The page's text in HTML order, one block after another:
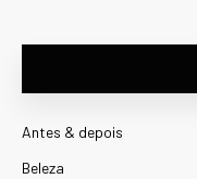
Antes & depois
Beleza